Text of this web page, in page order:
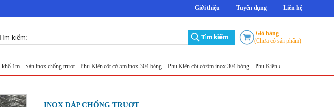
Giới thiệu Tuyển dụng Liên hệ
Giỏ hàng
(Chưa có sản phẩm)
Sàn inox chống trượt Phụ Kiện cột cờ 5m inox 304 bóng Phụ Kiện cột cờ 6m inox 304 bóng Phụ Kiện cột cờ 7m inox 304 bóng
INOX DẬP CHỐNG TRƯỢT